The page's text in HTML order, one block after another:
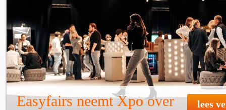
Easyfairs neemt Xpo over lees